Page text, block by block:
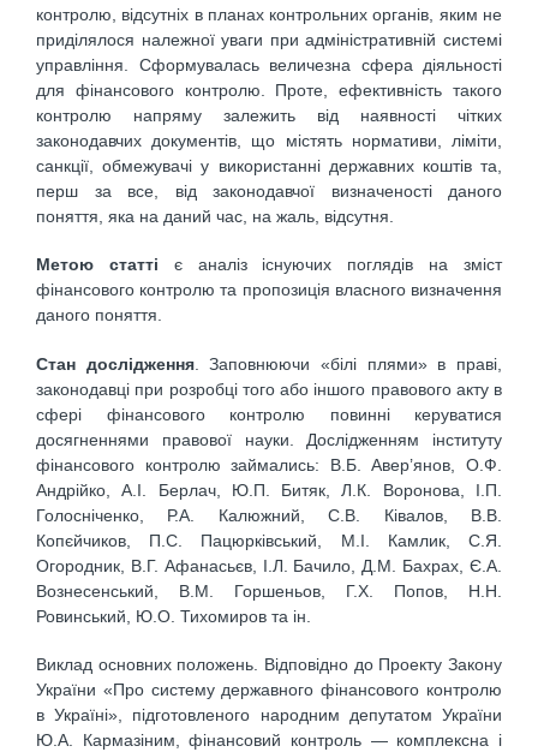
контролю, відсутніх в планах контрольних органів, яким не
приділялося належної уваги при адміністративній системі
управління. Сформувалась величезна сфера діяльності
для фінансового контролю. Проте, ефективність такого
контролю напряму залежить від наявності чітких
законодавчих документів, що містять нормативи, ліміти,
санкції, обмежувачі у використанні державних коштів та,
перш за все, від законодавчої визначеності даного
поняття, яка на даний час, на жаль, відсутня.
Метою статті є аналіз існуючих поглядів на зміст
фінансового контролю та пропозиція власного визначення
даного поняття.
Стан дослідження. Заповнюючи «білі плями» в праві,
законодавці при розробці того або іншого правового акту в
сфері фінансового контролю повинні керуватися
досягненнями правової науки. Дослідженням інституту
фінансового контролю займались: В.Б. Авер’янов, О.Ф.
Андрійко, А.І. Берлач, Ю.П. Битяк, Л.К. Воронова, І.П.
Голосніченко, Р.А. Калюжний, С.В. Ківалов, В.В.
Копєйчиков, П.С. Пацюрківський, М.І. Камлик, С.Я.
Огородник, В.Г. Афанасьєв, І.Л. Бачило, Д.М. Бахрах, Є.А.
Вознесенський, В.М. Горшеньов, Г.Х. Попов, Н.Н.
Ровинський, Ю.О. Тихомиров та ін.
Виклад основних положень. Відповідно до Проекту Закону
України «Про систему державного фінансового контролю
в Україні», підготовленого народним депутатом України
Ю.А. Кармазіним, фінансовий контроль — комплексна і